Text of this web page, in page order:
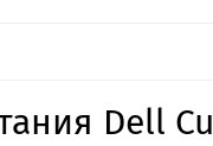
Dell